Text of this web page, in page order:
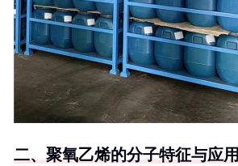
二、聚氧乙烯的分子特征与应用